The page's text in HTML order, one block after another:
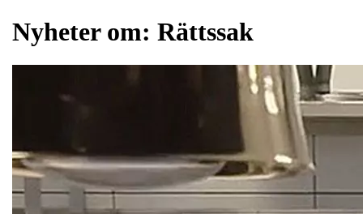
Nyheter om: Rättssak